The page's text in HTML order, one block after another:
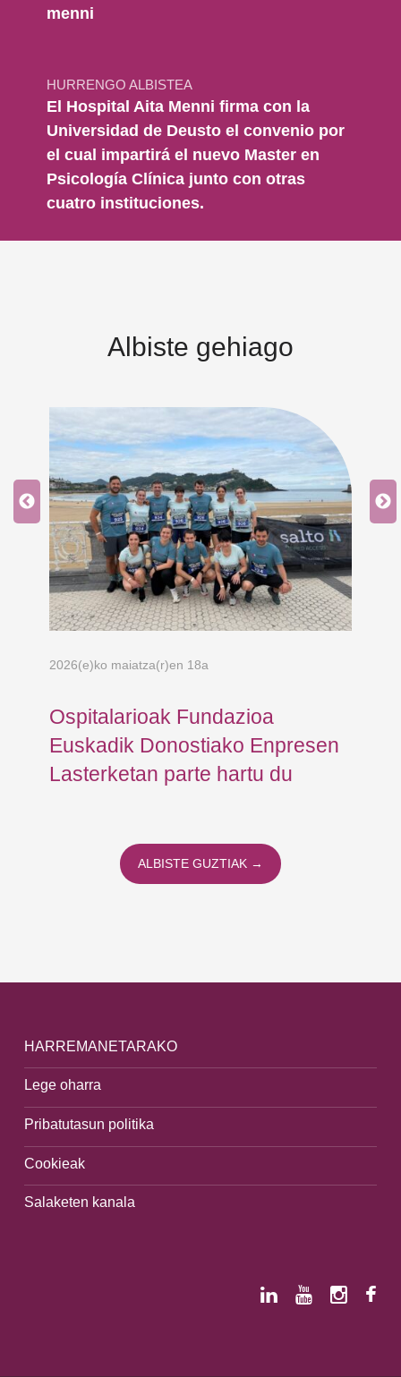
menni
HURRENGO ALBISTEA
El Hospital Aita Menni firma con la
Universidad de Deusto el convenio por
el cual impartirá el nuevo Master en
Psicología Clínica junto con otras
cuatro instituciones.
Albiste gehiago
2026(e)ko maiatza(r)en 18a
Ospitalarioak Fundazioa
Euskadik Donostiako Enpresen
Lasterketan parte hartu du
ALBISTE GUZTIAK →
HARREMANETARAKO
Lege oharra
Pribatutasun politika
Cookieak
Salaketen kanala